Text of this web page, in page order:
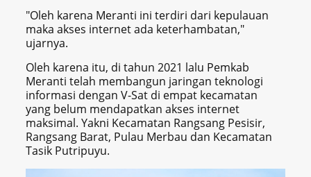
"Oleh karena Meranti ini terdiri dari kepulauan
maka akses internet ada keterhambatan,"
ujarnya.
Oleh karena itu, di tahun 2021 lalu Pemkab
Meranti telah membangun jaringan teknologi
informasi dengan V-Sat di empat kecamatan
yang belum mendapatkan akses internet
maksimal. Yakni Kecamatan Rangsang Pesisir,
Rangsang Barat, Pulau Merbau dan Kecamatan
Tasik Putripuyu.